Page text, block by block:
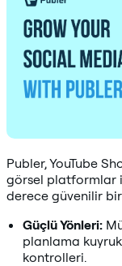
Publer, YouTube
görsel platformlar
derece güvenilir
Güçlü Yönleri:
planlama
kontrolleri.